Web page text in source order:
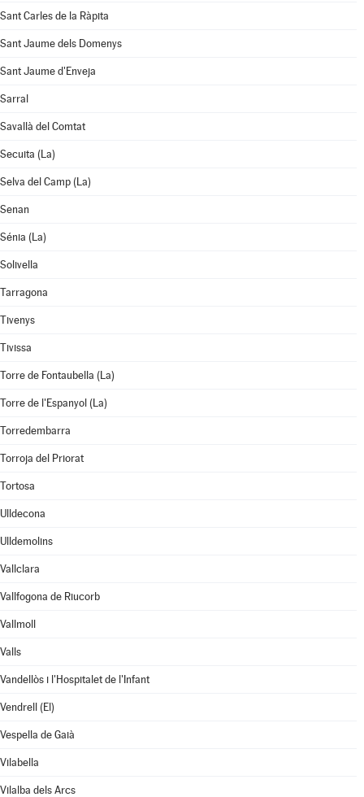
Sant Carles de la Ràpita
Sant Jaume dels Domenys
Sant Jaume d'Enveja
Sarral
Savallà del Comtat
Secuita (La)
Selva del Camp (La)
Senan
Sénia (La)
Solivella
Tarragona
Tivenys
Tivissa
Torre de Fontaubella (La)
Torre de l'Espanyol (La)
Torredembarra
Torroja del Priorat
Tortosa
Ulldecona
Ulldemolins
Vallclara
Vallfogona de Riucorb
Vallmoll
Valls
Vandellòs i l'Hospitalet de l'Infant
Vendrell (El)
Vespella de Gaià
Vilabella
Vilalba dels Arcs